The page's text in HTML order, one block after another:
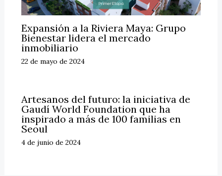
Expansión a la Riviera Maya: Grupo
Bienestar lidera el mercado
inmobiliario
22 de mayo de 2024
Artesanos del futuro: la iniciativa de
Gaudí World Foundation que ha
inspirado a más de 100 familias en
Seoul
4 de junio de 2024